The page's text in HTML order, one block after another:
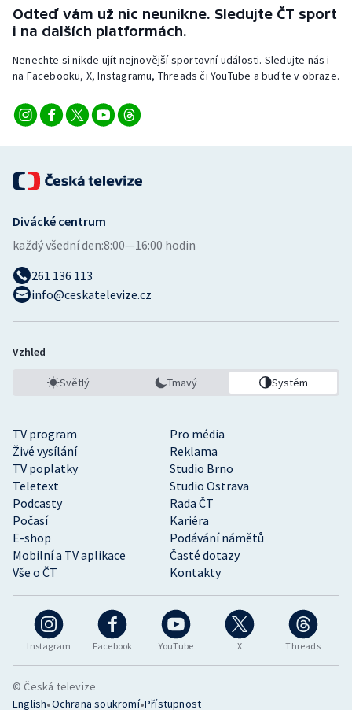
Stolní tenis
Triatlon
Vodní slalom
Odteď vám už nic neunikne. Sledujte ČT sport
i na dalších platformách.
Nenechte si nikde ujít nejnovější sportovní události. Sledujte nás i
na Facebooku, X, Instagramu, Threads či YouTube a buďte v obraze.
Instagram Facebook YouTube X Threads
TV program
Pro média
Živé vysílání
Reklama
TV poplatky
Studio Brno
Teletext
Studio Ostrava
Podcasty
Rada ČT
Počasí
Kariéra
E-shop
Podávání námětů
Mobilní a TV aplikace
Časté dotazy
Vše o ČT
Kontakty
Divácké centrum
každý všední den:8:00—16:00 hodin
261 136 113
info@ceskatelevize.cz
Vzhled
Světlý Tmavý Systém
© Česká televize
English•Ochrana soukromí•Přístupnost